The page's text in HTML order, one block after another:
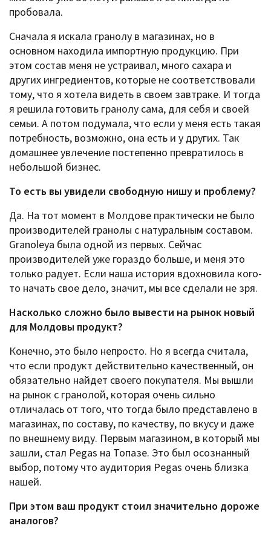
пробовала.
Сначала я искала гранолу в магазинах, но в
основном находила импортную продукцию. При
этом состав меня не устраивал, много сахара и
других ингредиентов, которые не соответствовали
тому, что я хотела видеть в своем завтраке. И тогда
я решила готовить гранолу сама, для себя и своей
семьи. А потом подумала, что если у меня есть такая
потребность, возможно, она есть и у других. Так
домашнее увлечение постепенно превратилось в
небольшой бизнес.
То есть вы увидели свободную нишу и проблему?
Да. На тот момент в Молдове практически не было
производителей гранолы с натуральным составом.
Granoleya была одной из первых. Сейчас
производителей уже гораздо больше, и меня это
только радует. Если наша история вдохновила кого-
то начать свое дело, значит, мы все сделали не зря.
Насколько сложно было вывести на рынок новый
для Молдовы продукт?
Конечно, это было непросто. Но я всегда считала,
что если продукт действительно качественный, он
обязательно найдет своего покупателя. Мы вышли
на рынок с гранолой, которая очень сильно
отличалась от того, что тогда было представлено в
магазинах, по составу, по качеству, по вкусу и даже
по внешнему виду. Первым магазином, в который мы
зашли, стал Pegas на Топазе. Это был осознанный
выбор, потому что аудитория Pegas очень близка
нашей.
При этом ваш продукт стоил значительно дороже
аналогов?